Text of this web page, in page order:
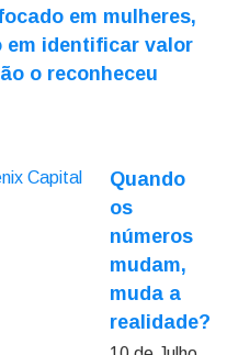
em mulheres,
em identificar valor
o reconheceu
Quando
os
números
mudam,
muda a
realidade?